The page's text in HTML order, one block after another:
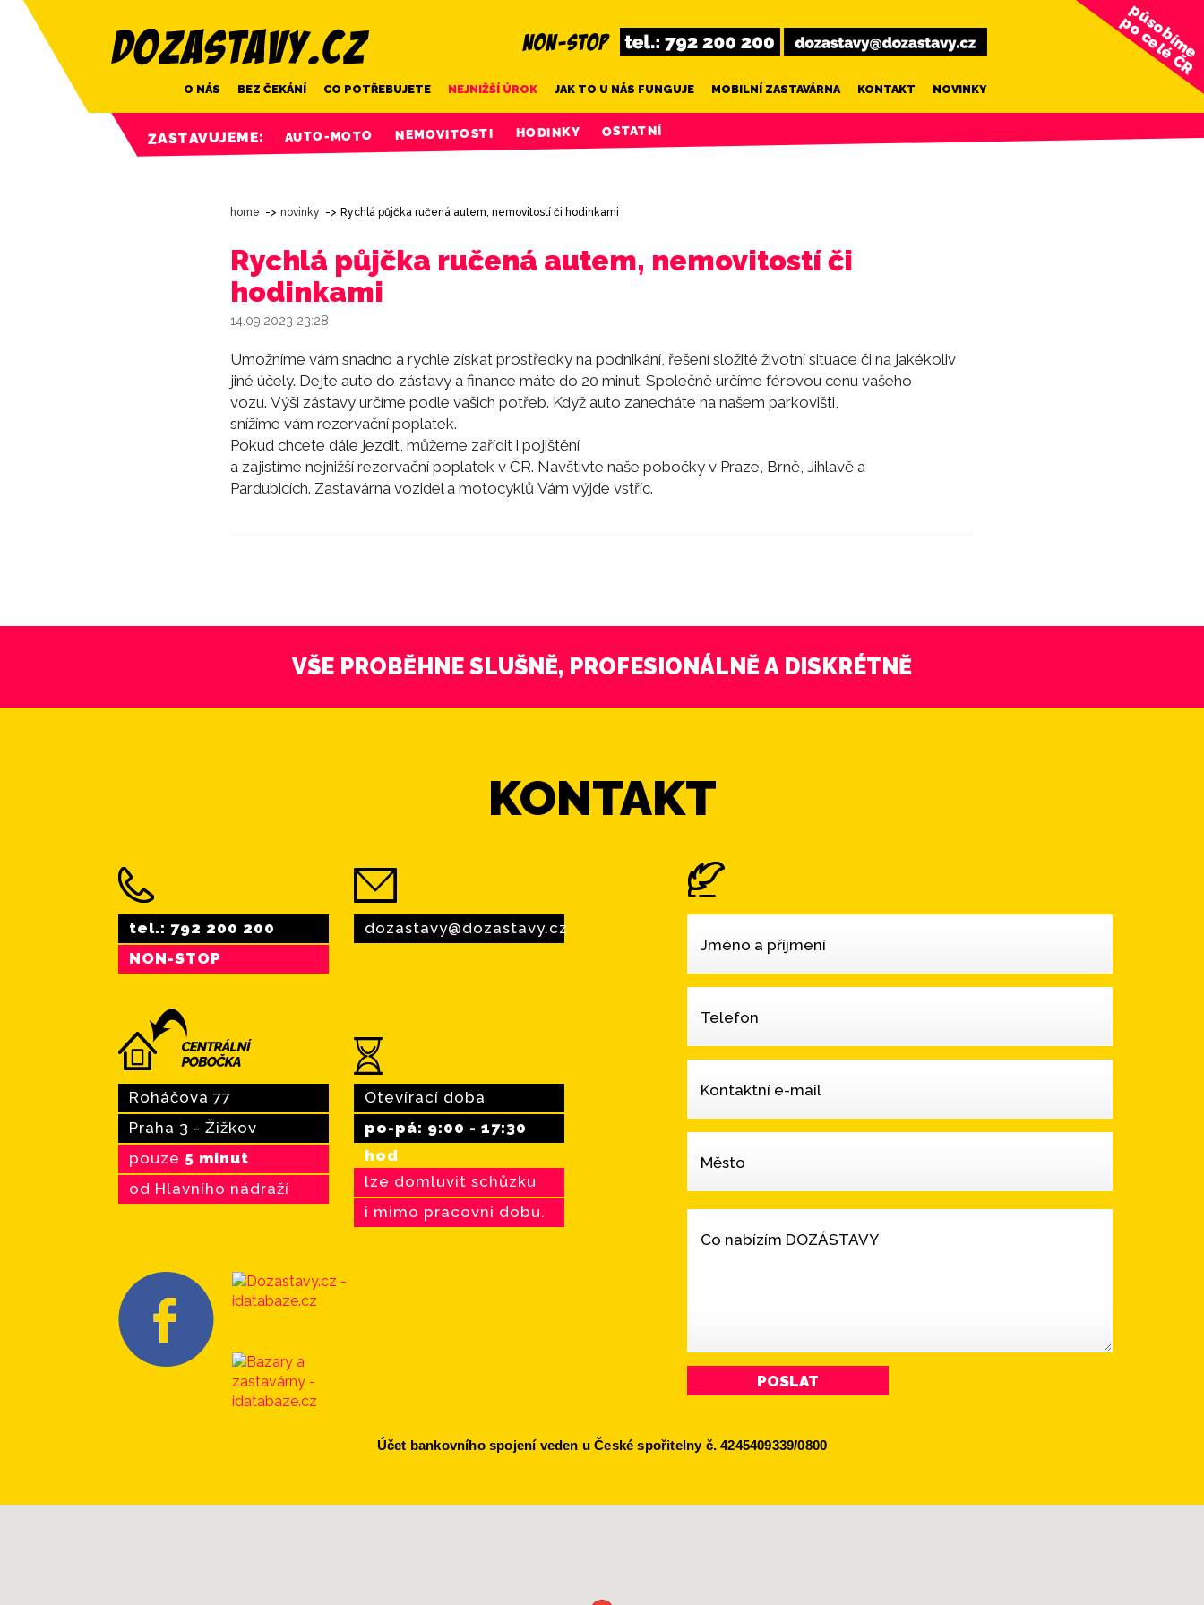
působíme
po celé ČR
ZASTAVUJEME: AUTO-MOTO NEMOVITOSTI HODINKY OSTATNÍ
O NÁS BEZ ČEKÁNÍ CO POTŘEBUJETE NEJNIŽŠÍ ÚROK JAK TO U NÁS FUNGUJE MOBILNÍ ZASTAVÁRNA KONTAKT NOVINKY
home novinky Rychlá půjčka ručená autem, nemovitostí či hodinkami
Rychlá půjčka ručená autem, nemovitostí či
hodinkami
14.09.2023 23:28
Umožníme vám snadno a rychle získat prostředky na podnikání, řešení složité životní situace či na jakékoliv
jiné účely. Dejte auto do zástavy a finance máte do 20 minut. Společně určíme férovou cenu vašeho
vozu. Výši zástavy určíme podle vašich potřeb. Když auto zanecháte na našem parkovišti,
snížíme vám rezervační poplatek.
Pokud chcete dále jezdit, můžeme zařídit i pojištění
a zajistíme nejnižší rezervační poplatek v ČR. Navštivte naše pobočky v Praze, Brně, Jihlavě a
Pardubicích. Zastavárna vozidel a motocyklů Vám výjde vstříc.
VŠE PROBĚHNE SLUŠNĚ, PROFESIONÁLNĚ A DISKRÉTNĚ
KONTAKT
tel.: 792 200 200
NON-STOP
Roháčova 77
Praha 3 - Žižkov
pouze 5 minut
od Hlavního nádraží
dozastavy@dozastavy.cz
Otevírací doba
po-pá: 9:00 - 17:30
hod
lze domluvit schůzku
i mimo pracovni dobu.
Jméno a příjmení
Telefon
Kontaktní e-mail
Město
Co nabízím DOZÁSTAVY
POSLAT
Účet bankovního spojení veden u České spořitelny č. 4245409339/0800